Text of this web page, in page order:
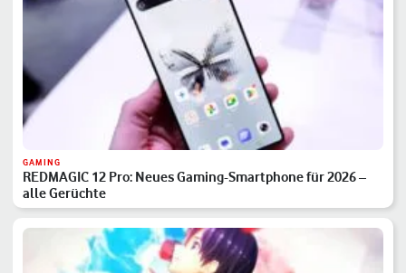
GAMING
REDMAGIC 12 Pro: Neues Gaming-Smartphone für 2026 –
alle Gerüchte